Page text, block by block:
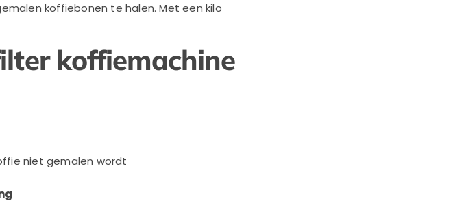
koffiebonen te halen. Met een kilo
koffiemachine
niet gemalen wordt